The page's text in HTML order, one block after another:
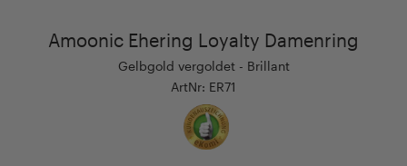
Amoonic Ehering Loyalty Damenring
Gelbgold vergoldet - Brillant
ArtNr: ER71